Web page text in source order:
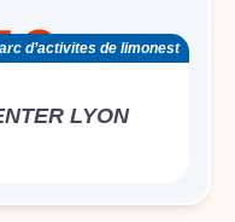
d’activites de limonest
LYON